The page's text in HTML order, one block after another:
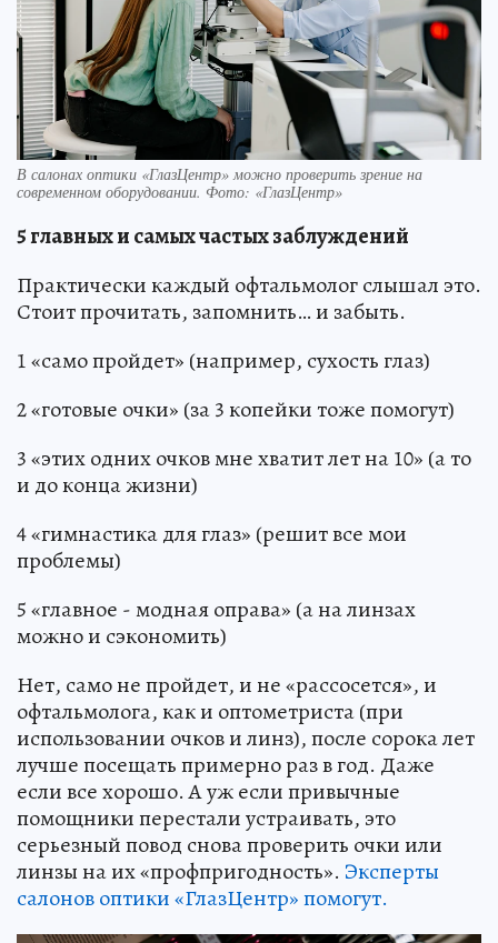
В салонах оптики «ГлазЦентр» можно проверить зрение на
современном оборудовании. Фото: «ГлазЦентр»
5 главных и самых частых заблуждений
Практически каждый офтальмолог слышал это.
Стоит прочитать, запомнить… и забыть.
1 «само пройдет» (например, сухость глаз)
2 «готовые очки» (за 3 копейки тоже помогут)
3 «этих одних очков мне хватит лет на 10» (а то
и до конца жизни)
4 «гимнастика для глаз» (решит все мои
проблемы)
5 «главное - модная оправа» (а на линзах
можно и сэкономить)
Нет, само не пройдет, и не «рассосется», и
офтальмолога, как и оптометриста (при
использовании очков и линз), после сорока лет
лучше посещать примерно раз в год. Даже
если все хорошо. А уж если привычные
помощники перестали устраивать, это
серьезный повод снова проверить очки или
линзы на их «профпригодность». Эксперты
салонов оптики «ГлазЦентр» помогут.